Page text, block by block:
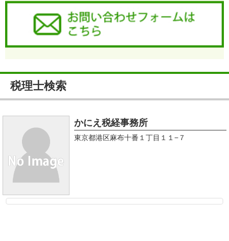
税理士検索
かにえ税経事務所
東京都港区麻布十番１丁目１１−７